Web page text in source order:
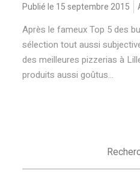
Publié le 15 septembre 2015
Après le fameux Top 5 des
sélection tout aussi
des meilleures pizzerias à
produits aussi goûtus...